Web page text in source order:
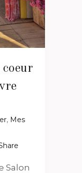
coeur
, Mes
Salon